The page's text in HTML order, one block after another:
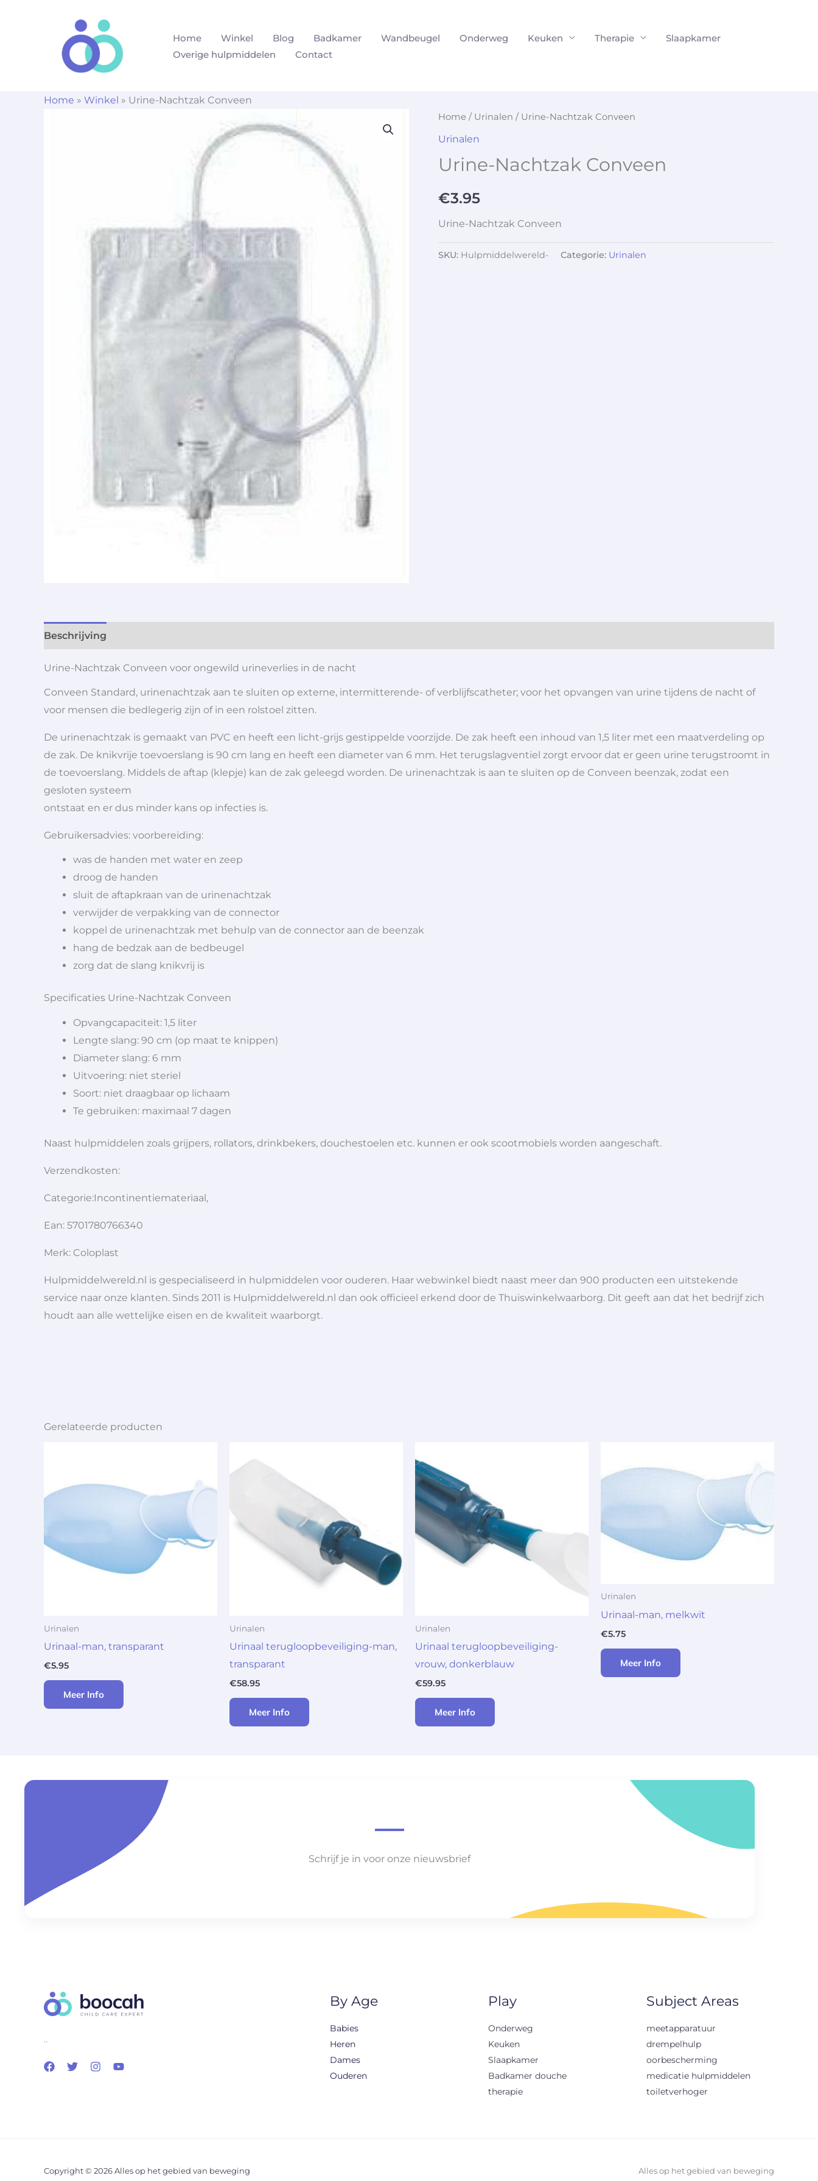
Home Winkel Blog Badkamer Wandbeugel Onderweg Keuken Therapie
Slaapkamer
Overige hulpmiddelen
Contact
Home » Winkel » Urine-Nachtzak Conveen
Home / Urinalen / Urine-Nachtzak Conveen
Urinalen
Urine-Nachtzak Conveen
€3.95
Urine-Nachtzak Conveen
SKU: Hulpmiddelwereld- Categorie: Urinalen
Beschrijving
Urine-Nachtzak Conveen voor ongewild urineverlies in de nacht
Conveen Standard, urinenachtzak aan te sluiten op externe, intermitterende- of verblijfscatheter; voor het opvangen van urine tijdens de nacht of
voor mensen die bedlegerig zijn of in een rolstoel zitten.
De urinenachtzak is gemaakt van PVC en heeft een licht-grijs gestippelde voorzijde. De zak heeft een inhoud van 1,5 liter met een maatverdeling op
de zak. De knikvrije toevoerslang is 90 cm lang en heeft een diameter van 6 mm. Het terugslagventiel zorgt ervoor dat er geen urine terugstroomt in
de toevoerslang. Middels de aftap (klepje) kan de zak geleegd worden. De urinenachtzak is aan te sluiten op de Conveen beenzak, zodat een
gesloten systeem
ontstaat en er dus minder kans op infecties is.
Gebruikersadvies: voorbereiding:
was de handen met water en zeep
droog de handen
sluit de aftapkraan van de urinenachtzak
verwijder de verpakking van de connector
koppel de urinenachtzak met behulp van de connector aan de beenzak
hang de bedzak aan de bedbeugel
zorg dat de slang knikvrij is
Specificaties Urine-Nachtzak Conveen
Opvangcapaciteit: 1,5 liter
Lengte slang: 90 cm (op maat te knippen)
Diameter slang: 6 mm
Uitvoering: niet steriel
Soort: niet draagbaar op lichaam
Te gebruiken: maximaal 7 dagen
Naast hulpmiddelen zoals grijpers, rollators, drinkbekers, douchestoelen etc. kunnen er ook scootmobiels worden aangeschaft.
Verzendkosten:
Categorie:Incontinentiemateriaal,
Ean: 5701780766340
Merk: Coloplast
Hulpmiddelwereld.nl is gespecialiseerd in hulpmiddelen voor ouderen. Haar webwinkel biedt naast meer dan 900 producten een uitstekende
service naar onze klanten. Sinds 2011 is Hulpmiddelwereld.nl dan ook officieel erkend door de Thuiswinkelwaarborg. Dit geeft aan dat het bedrijf zich
houdt aan alle wettelijke eisen en de kwaliteit waarborgt.
Gerelateerde producten
Urinalen
Urinaal-man, transparant
€5.95
Meer Info
Urinalen
Urinaal terugloopbeveiliging-man,
transparant
€58.95
Meer Info
Urinalen
Urinaal terugloopbeveiliging-
vrouw, donkerblauw
€59.95
Meer Info
Urinalen
Urinaal-man, melkwit
€5.75
Meer Info
Schrijf je in voor onze nieuwsbrief
..
By Age
Babies
Heren
Dames
Ouderen
Play
Onderweg
Keuken
Slaapkamer
Badkamer douche
therapie
Subject Areas
meetapparatuur
drempelhulp
oorbescherming
medicatie hulpmiddelen
toiletverhoger
Copyright © 2026 Alles op het gebied van beweging Alles op het gebied van beweging